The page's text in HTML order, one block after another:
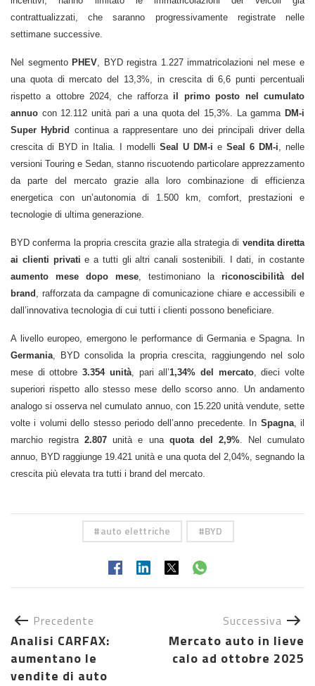
contrattualizzati, che saranno progressivamente registrate nelle
settimane successive.
Nel segmentoPHEV , BYD registra 1.227 immatricolazioni nel mese e
una quota di mercato del 13,3%, in crescita di 6,6 punti percentuali
rispetto a ottobre 2024, che rafforza il primo posto nel cumulato
annuo con 12.112 unità pari a una quota del 15,3%. La gammaDM-i
Super Hybrid continua a rappresentare uno dei principali driver della
crescita di BYD in Italia. I modelli Seal U DM-i e Seal 6 DM-i , nelle
versioni Touring e Sedan, stanno riscuotendo particolare apprezzamento
da parte del mercato grazie alla loro combinazione di efficienza
energetica con un’autonomia di 1.500 km, comfort, prestazioni e
tecnologie di ultima generazione.
BYD conferma la propria crescita grazie alla strategia di vendita diretta
ai clienti privati e a tutti gli altri canali sostenibili. I dati, in costante
aumento mese dopo mese , testimoniano la riconoscibilità del
brand , rafforzata da campagne di comunicazione chiare e accessibili e
dall’innovativa tecnologia di cui tutti i clienti possono beneficiare.
A livello europeo, emergono le performance di Germania e Spagna. In
Germania , BYD consolida la propria crescita, raggiungendo nel solo
mese di ottobre3.354 unità, pari all’1,34% del mercato, dieci volte
superiori rispetto allo stesso mese dello scorso anno. Un andamento
analogo si osserva nel cumulato annuo, con 15.220 unità vendute, sette
volte i volumi dello stesso periodo dell’anno precedente. In Spagna, il
marchio registra2.807 unità e una quota del 2,9%. Nel cumulato
annuo, BYD raggiunge 19.421 unità e una quota del 2,04%, segnando la
crescita più elevata tra tutti i brand del mercato.
auto elettriche BYD
Precedente
Analisi CARFAX:
aumentano le
vendite di auto
Successiva
Mercato auto in lieve
calo ad ottobre 2025